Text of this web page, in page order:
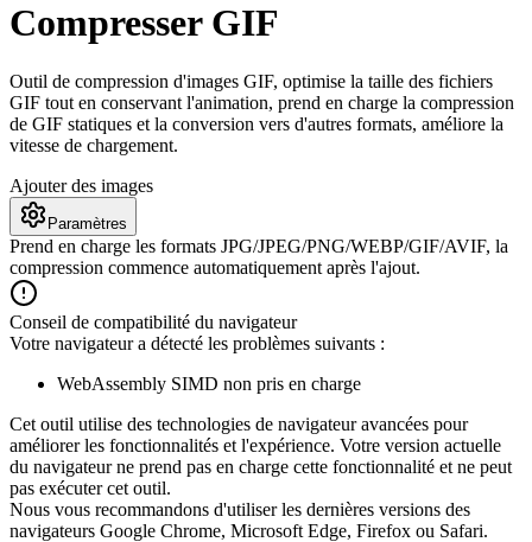
Recherche rapide d'outils
Compresser GIF
Outil de compression d'images GIF, optimise la taille des fichiers
GIF tout en conservant l'animation, prend en charge la compression
de GIF statiques et la conversion vers d'autres formats, améliore la
vitesse de chargement.
Ajouter des images
Paramètres
Prend en charge les formats JPG/JPEG/PNG/WEBP/GIF/AVIF, la
compression commence automatiquement après l'ajout.
Conseil de compatibilité du navigateur
Votre navigateur a détecté les problèmes suivants :
WebAssembly SIMD non pris en charge
Cet outil utilise des technologies de navigateur avancées pour
améliorer les fonctionnalités et l'expérience. Votre version actuelle
du navigateur ne prend pas en charge cette fonctionnalité et ne peut
pas exécuter cet outil.
Nous vous recommandons d'utiliser les dernières versions des
navigateurs Google Chrome, Microsoft Edge, Firefox ou Safari.